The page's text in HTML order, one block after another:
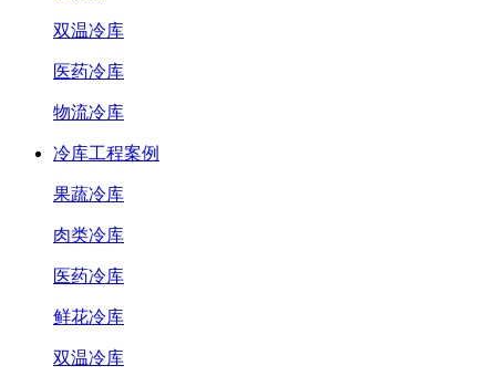
双温冷库
医药冷库
物流冷库
冷库工程案例
果蔬冷库
肉类冷库
医药冷库
鲜花冷库
双温冷库